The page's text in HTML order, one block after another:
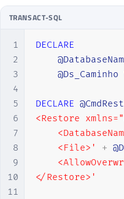
TRANSACT-SQL
1
2
3
4
5
6
7
8
9
10
11
DECLARE
@Ds_Caminho
DECLARE
<Restore
    <File>'
+
</Restore>'